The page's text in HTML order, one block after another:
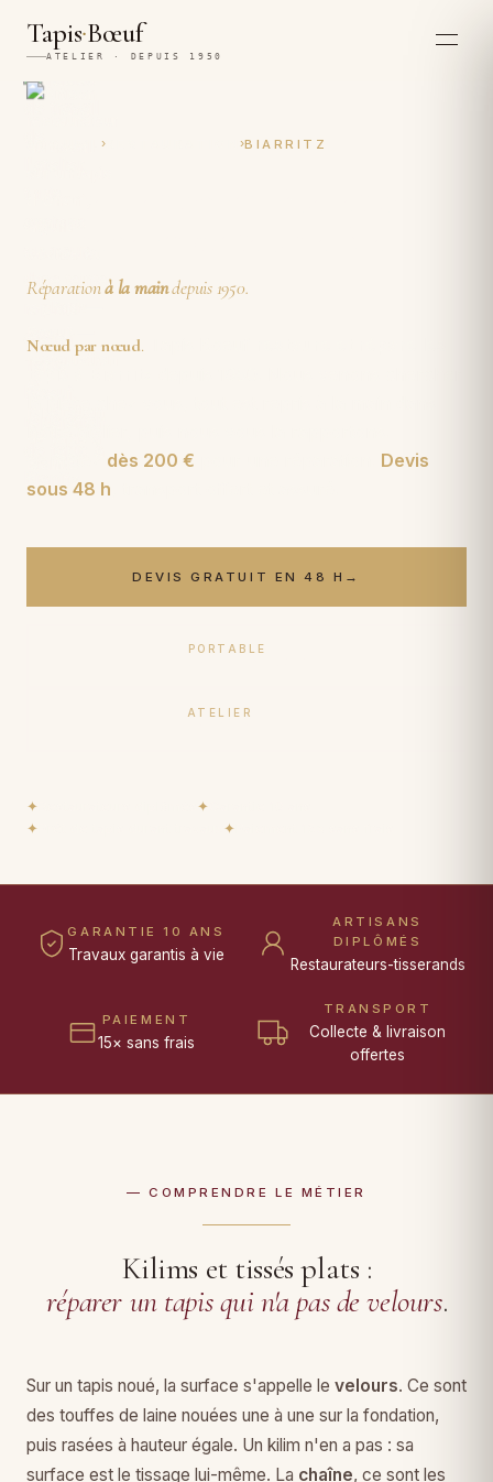
Tapis·Bœuf
ATELIER · DEPUIS 1950
›RESTAURATION›BIARRITZ
Réparationà la maindepuis 1950.
Nœud par nœud.
dès 200 €
Devis
sous 48 h
DEVIS GRATUIT EN 48 H →
PORTABLE
ATELIER
✦ ✦
✦
✦
GARANTIE 10 ANS
Travaux garantis à vie
ARTISANS
DIPLÔMÉS
Restaurateurs-tisserands
PAIEMENT
15× sans frais
TRANSPORT
Collecte & livraison
offertes
— COMPRENDRE LE MÉTIER
Kilims et tissés plats :
réparer un tapis qui n'a pas de velours.
Sur un tapis noué, la surface s'appelle le velours. Ce sont
des touffes de laine nouées une à une sur la fondation,
puis rasées à hauteur égale. Un kilim n'en a pas : sa
surface est le tissage lui-même. La chaîne, ce sont les